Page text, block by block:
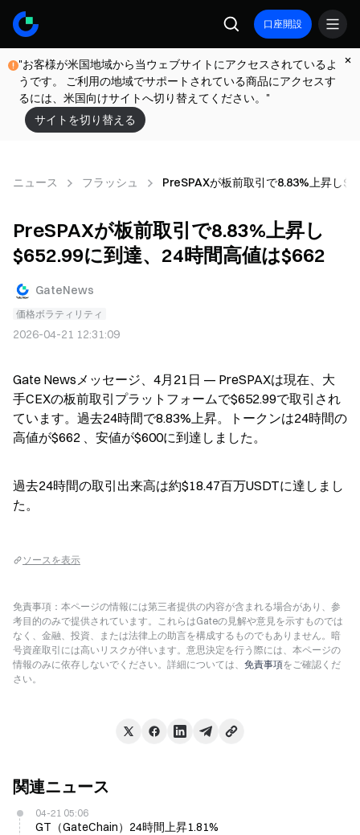
口座開設
"お客様が米国地域から当ウェブサイトにアクセスされているよ
うです。 ご利用の地域でサポートされている商品にアクセスす
るには、米国向けサイトへ切り替えてください。"
サイトを切り替える
ニュース フラッシュ PreSPAXが板前取引で8.83%上昇し
PreSPAXが板前取引で8.83%上昇し
$652.99に到達、24時間高値は$662
GateNews
価格ボラティリティ
2026-04-21 12:31:09
Gate Newsメッセージ、4月21日 — PreSPAXは現在、大
手CEXの板前取引プラットフォームで$652.99で取引され
ています。過去24時間で8.83%上昇。トークンは24時間の
高値が$662 、安値が$600に到達しました。
過去24時間の取引出来高は約$18.47百万USDTに達しまし
た。
ソースを表示
免責事項：本ページの情報には第三者提供の内容が含まれる場合があり、参
考目的のみで提供されています。これらはGateの見解や意見を示すものでは
なく、金融、投資、または法律上の助言を構成するものでもありません。暗
号資産取引には高いリスクが伴います。意思決定を行う際には、本ページの
情報のみに依存しないでください。詳細については、 免責事項をご確認くだ
さい。
関連ニュース
04-21 05:06
GT（GateChain）24時間上昇1.81%